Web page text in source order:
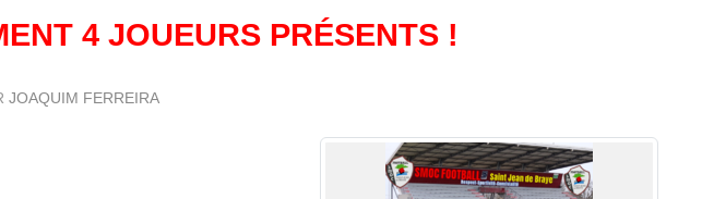
4 JOUEURS PRÉSENTS !
JOAQUIM FERREIRA